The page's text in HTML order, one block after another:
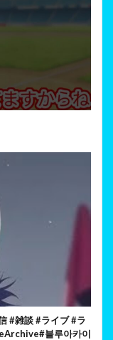
#雑談 #ライブ #ラ
블루아카이